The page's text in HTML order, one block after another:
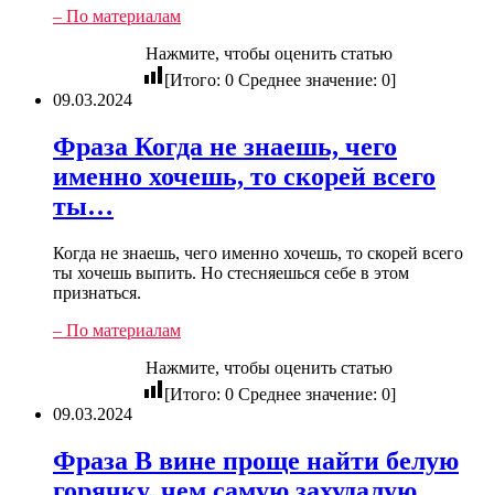
– По материалам
Нажмите, чтобы оценить статью
[Итого: 0 Среднее значение: 0]
09.03.2024
Фраза Когда не знаешь, чего
именно хочешь, то скорей всего
ты…
Когда не знаешь, чего именно хочешь, то скорей всего
ты хочешь выпить. Но стесняешься себе в этом
признаться.
– По материалам
Нажмите, чтобы оценить статью
[Итого: 0 Среднее значение: 0]
09.03.2024
Фраза В вине проще найти белую